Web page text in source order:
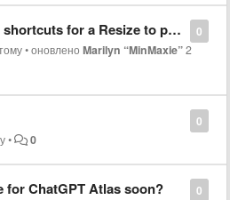
0
for a Resize to preset 1?
•оновленоMarilyn “MinMaxie”2
0
• 0
0
for ChatGPT Atlas soon?